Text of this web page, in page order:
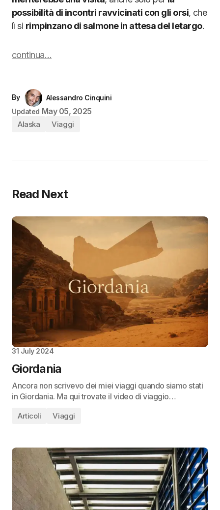
possibilità di incontri ravvicinati con gli orsi, che
lì si rimpinzano di salmone in attesa del letargo.
continua…
By
Alessandro Cinquini
Updated May 05, 2025
Alaska Viaggi
Read Next
31 July 2024
Giordania
Ancora non scrivevo dei miei viaggi quando siamo stati
in Giordania. Ma qui trovate il video di viaggio…
Articoli Viaggi